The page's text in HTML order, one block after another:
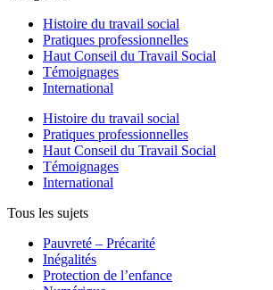
Histoire du travail social
Pratiques professionnelles
Haut Conseil du Travail Social
Témoignages
International
Histoire du travail social
Pratiques professionnelles
Haut Conseil du Travail Social
Témoignages
International
Tous les sujets
Pauvreté – Précarité
Inégalités
Protection de l’enfance